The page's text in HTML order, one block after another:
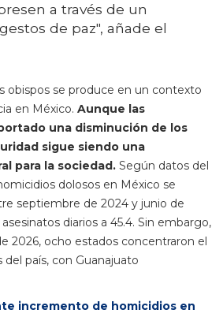
a través de un
de paz", añade el
obispos se produce en un contexto
en México. Aunque las
una disminución de los
sigue siendo una
para la sociedad. Según datos del
dolosos en México se
septiembre de 2024 y junio de
diarios a 45.4. Sin embargo,
2026, ocho estados concentraron el
país, con Guanajuato
incremento de homicidios en